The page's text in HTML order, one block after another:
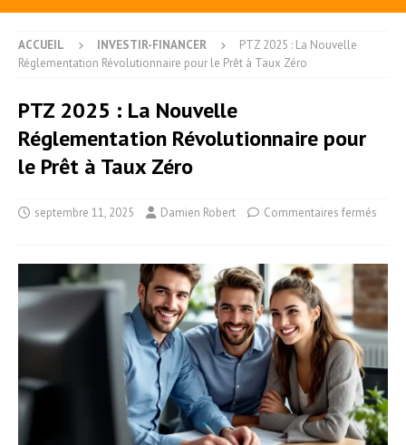
ACCUEIL INVESTIR-FINANCER
PTZ 2025 : La Nouvelle
Réglementation Révolutionnaire pour le Prêt à Taux Zéro
PTZ 2025 : La Nouvelle
Réglementation Révolutionnaire pour
le Prêt à Taux Zéro
septembre 11, 2025 Damien Robert Commentaires fermés